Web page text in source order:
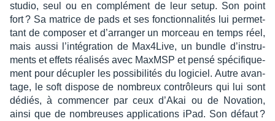
studio, seul ou en complé­ment de leur setup. Son point
fort ? Sa matrice de pads et ses fonc­tion­na­li­tés lui permet­
tant de compo­ser et d’ar­ran­ger un morceau en temps réel,
mais aussi l’in­té­gra­tion de Max4­Live, un bundle d’ins­tru­
ments et effets réali­sés avec MaxMSP et pensé spéci­fique­
ment pour décu­pler les possi­bi­li­tés du logi­ciel. Autre avan­
tage, le soft dispose de nombreux contrô­leurs qui lui sont
dédiés, à commen­cer par ceux d’Akai ou de Nova­tion,
ainsi que de nombreuses appli­ca­tions iPad. Son défaut ?